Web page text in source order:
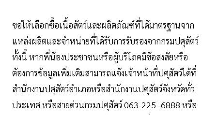
ขอให้เลือกซื้อเนื้อสัตว์และผลิตภัณฑ์ที่ได้มาตรฐานจาก
แหล่งผลิตและจำหน่ายที่ได้รับการรับรองจากกรมปศุสัตว์
ทั้งนี้ หากพี่น้องประชาชนหรือผู้บริโภคมีข้อสงสัยหรือ
ต้องการข้อมูลเพิ่มเติมสามารถแจ้งเจ้าหน้าที่ปศุสัตว์ได้ที่
สำนักงานปศุสัตว์อำเภอหรือสำนักงานปศุสัตว์จังหวัดทั่ว
ประเทศ หรือสายด่วนกรมปศุสัตว์ 063-225 -6888 หรือ